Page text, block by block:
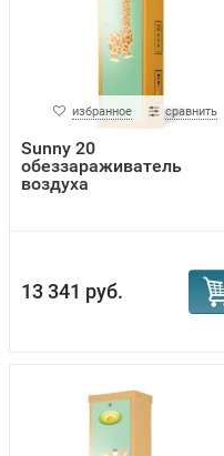
избранное сравнить
Sunny 20
обеззараживатель
воздуха
13 341 руб.